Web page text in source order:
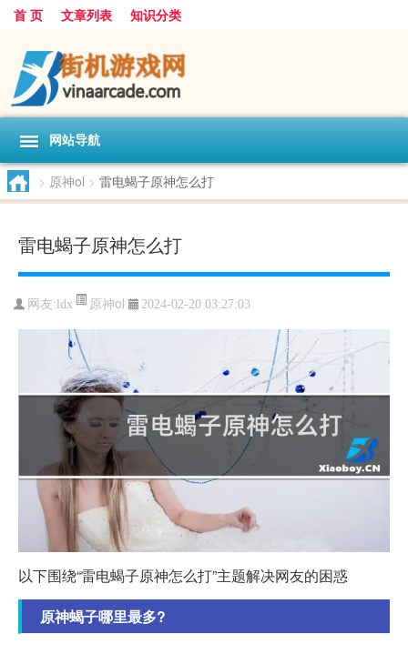
首 页 文章列表 知识分类
网站导航
> 原神ol > 雷电蝎子原神怎么打
雷电蝎子原神怎么打
网友: ldx 原神ol 2024-02-20 03:27:03
以下围绕“雷电蝎子原神怎么打”主题解决网友的困惑
原神蝎子哪里最多?